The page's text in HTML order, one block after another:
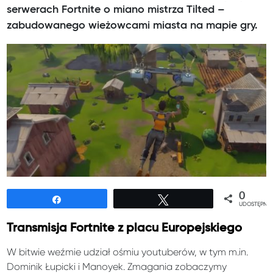
serwerach Fortnite o miano mistrza Tilted –
zabudowanego wieżowcami miasta na mapie gry.
0
Transmisja Fortnite z placu Europejskiego
W bitwie weźmie udział ośmiu youtuberów, w tym m.in.
Dominik Łupicki i Manoyek. Zmagania zobaczymy